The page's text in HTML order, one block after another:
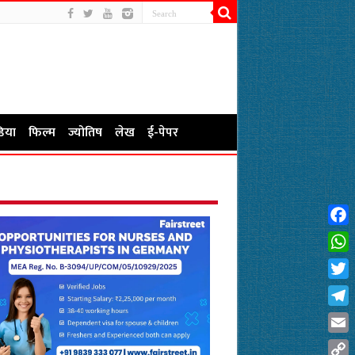
फिल्म ज्योतिष लेख ई-पेपर